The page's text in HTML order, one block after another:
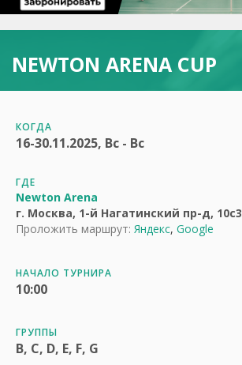
NEWTON ARENA CUP
КОГДА
16-30.11.2025, Вс - Вс
ГДЕ
Newton Arena
г. Москва, 1-й Нагатинский пр-д, 10с3
Проложить маршрут: Яндекс, Google
НАЧАЛО ТУРНИРА
10:00
ГРУППЫ
B, C, D, E, F, G